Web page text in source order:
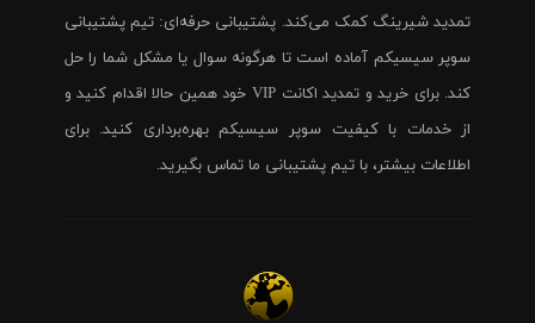
تمدید شیرینگ کمک می‌کند. پشتیبانی حرفه‌ای: تیم پشتیبانی
سوپر سیسیکم آماده است تا هرگونه سوال یا مشکل شما را حل
کند. برای خرید و تمدید اکانت VIP خود همین حالا اقدام کنید و
از خدمات با کیفیت سوپر سیسیکم بهره‌برداری کنید. برای
اطلاعات بیشتر، با تیم پشتیبانی ما تماس بگیرید.